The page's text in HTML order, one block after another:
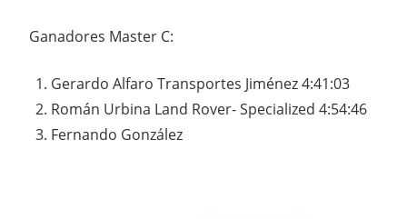
Ganadores Master C:
Gerardo Alfaro Transportes Jiménez 4:41:03
Román Urbina Land Rover- Specialized 4:54:46
Fernando González